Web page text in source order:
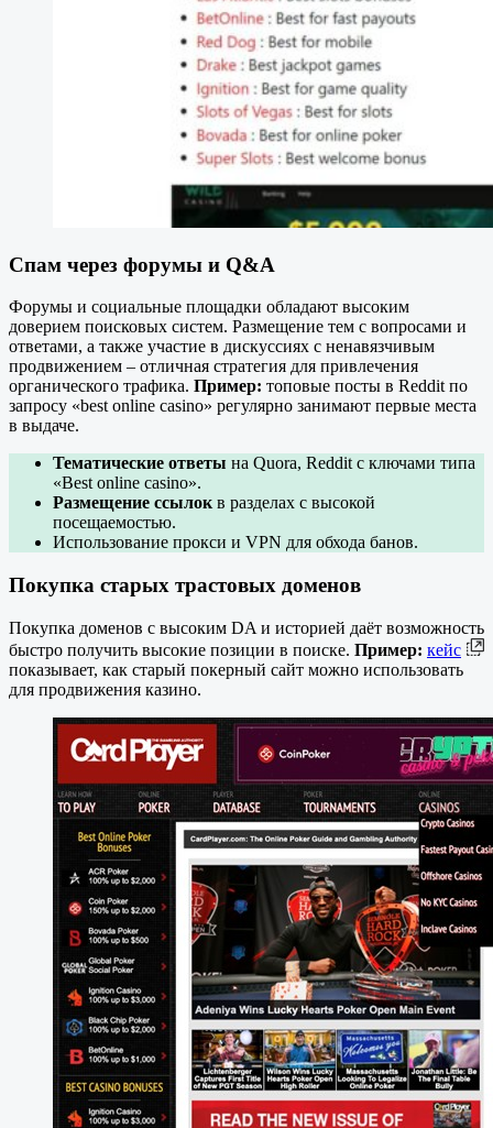
Спам через форумы и Q&A
Форумы и социальные площадки обладают высоким
доверием поисковых систем. Размещение тем с вопросами и
ответами, а также участие в дискуссиях с ненавязчивым
продвижением – отличная стратегия для привлечения
органического трафика. Пример: топовые посты в Reddit по
запросу «best online casino» регулярно занимают первые места
в выдаче.
Тематические ответы на Quora, Reddit с ключами типа
«Best online casino».
Размещение ссылок в разделах с высокой
посещаемостью.
Использование прокси и VPN для обхода банов.
Покупка старых трастовых доменов
Покупка доменов с высоким DA и историей даёт возможность
быстро получить высокие позиции в поиске. Пример: кейс
показывает, как старый покерный сайт можно использовать
для продвижения казино.